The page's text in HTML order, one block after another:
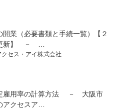
開業（必要書類と手続一覧）【２
新】 － …
クセス・アイ株式会社
雇用率の計算方法 － 大阪市
アクセスア…